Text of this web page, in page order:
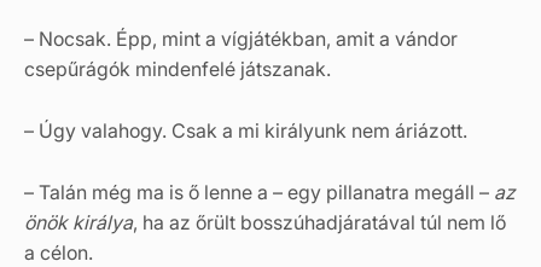
– Nocsak. Épp, mint a vígjátékban, amit a vándor
csepűrágók mindenfelé játszanak.
– Úgy valahogy. Csak a mi királyunk nem áriázott.
– Talán még ma is ő lenne a – egy pillanatra megáll – az
önök királya, ha az őrült bosszúhadjáratával túl nem lő
a célon.